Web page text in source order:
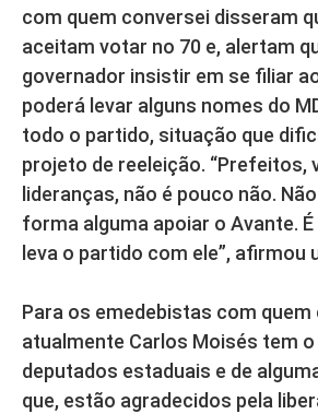
com quem conversei disseram
aceitam votar no 70 e, alertam
governador insistir em se filiar
poderá levar alguns nomes do
todo o partido, situação que
projeto de reeleição. “Prefeitos,
lideranças, não é pouco não.
forma alguma apoiar o Avante.
leva o partido com ele”, afirmou
Para os emedebistas com quem
atualmente Carlos Moisés tem
deputados estaduais e de
que, estão agradecidos pela